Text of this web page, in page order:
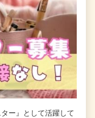
ー』として活躍して